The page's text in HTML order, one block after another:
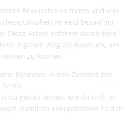
Bewusstseins treten und uns
diese Unruhen im Feld besänftigt
Diese Arbeit entsteht durch dein
eigenen Weg als Ausdruck, um
wirken zu können.
Eintreten in den Zustand des
Seins!
du genau lernen, wie du dich in
damit im energetischen Feld in